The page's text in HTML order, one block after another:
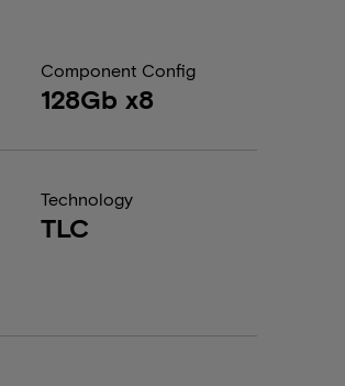
Component Config
128Gb x8
Technology
TLC